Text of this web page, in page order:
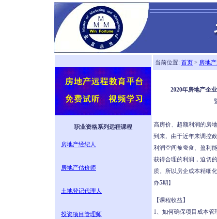
职业资格系列远程课程
房地产经纪人
房地产估价师
土地登记代理人
投资项目管理师
当前位置: 首页 > 房地
2020年房地产企
高房价、超额利润的房
到来。由于近年来调控
利润空间被蚕食。盈利
获得合理的利润，迫切
质。所以房企成本精细
办5期】
【课程收益】
1、如何确保项目成本